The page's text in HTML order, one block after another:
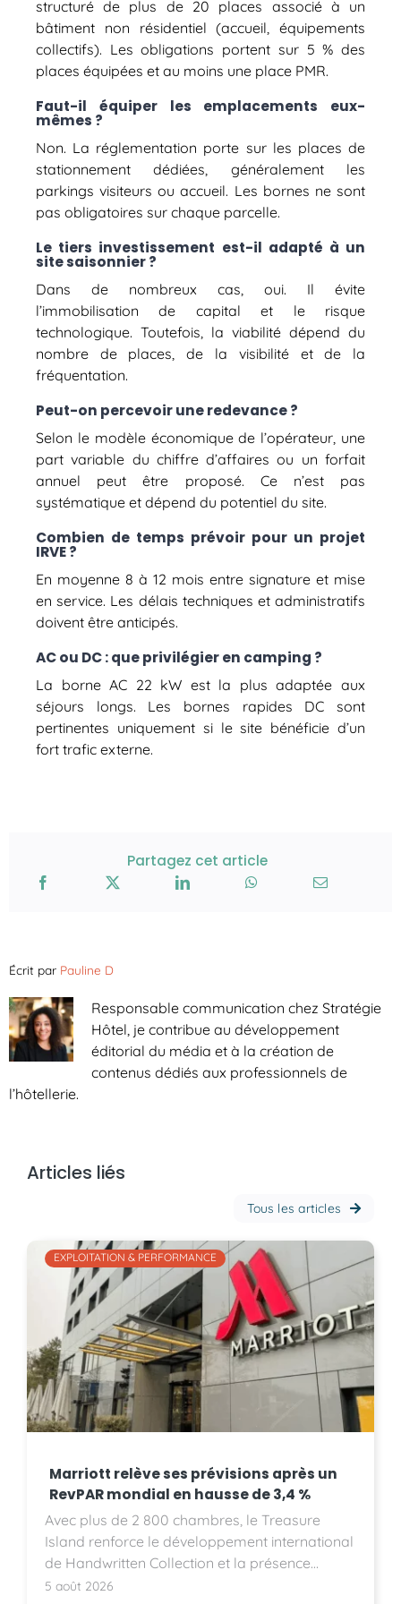
structuré de plus de 20 places associé à un
bâtiment non résidentiel (accueil, équipements
collectifs). Les obligations portent sur 5 % des
places équipées et au moins une place PMR.
Faut-il équiper les emplacements eux-
mêmes ?
Non. La réglementation porte sur les places de
stationnement dédiées, généralement les
parkings visiteurs ou accueil. Les bornes ne sont
pas obligatoires sur chaque parcelle.
Le tiers investissement est-il adapté à un
site saisonnier ?
Dans de nombreux cas, oui. Il évite
l’immobilisation de capital et le risque
technologique. Toutefois, la viabilité dépend du
nombre de places, de la visibilité et de la
fréquentation.
Peut-on percevoir une redevance ?
Selon le modèle économique de l’opérateur, une
part variable du chiffre d’affaires ou un forfait
annuel peut être proposé. Ce n’est pas
systématique et dépend du potentiel du site.
Combien de temps prévoir pour un projet
IRVE ?
En moyenne 8 à 12 mois entre signature et mise
en service. Les délais techniques et administratifs
doivent être anticipés.
AC ou DC : que privilégier en camping ?
La borne AC 22 kW est la plus adaptée aux
séjours longs. Les bornes rapides DC sont
pertinentes uniquement si le site bénéficie d’un
fort trafic externe.
Partagez cet article
Écrit par Pauline D
Responsable communication chez Stratégie
Hôtel, je contribue au développement
éditorial du média et à la création de
contenus dédiés aux professionnels de
l’hôtellerie.
Articles liés
Tous les articles
EXPLOITATION & PERFORMANCE
Marriott relève ses prévisions après un
RevPAR mondial en hausse de 3,4 %
Avec plus de 2 800 chambres, le Treasure
Island renforce le développement international
de Handwritten Collection et la présence
d'Accor sur le marché américain.
5 août 2026